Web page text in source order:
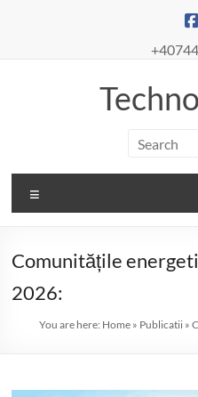
Comunitățile
2026:
You are here: Home» Publicatii»